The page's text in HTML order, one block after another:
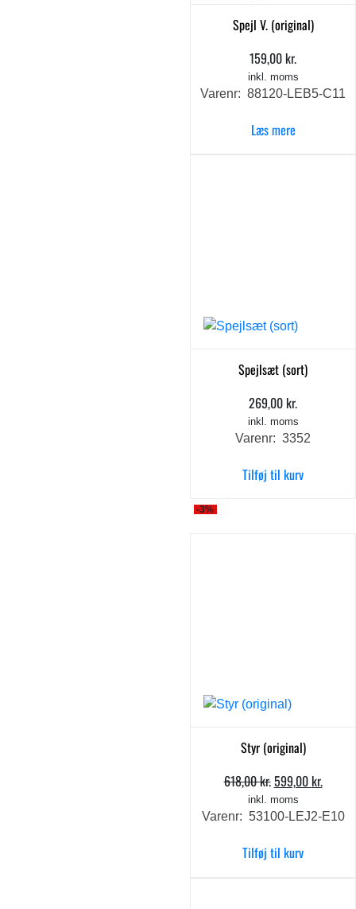
Spejl V. (original)
159,00kr.
inkl. moms
Varenr: 88120-LEB5-C11
Læs mere
Spejlsæt (sort)
269,00kr.
inkl. moms
Varenr: 3352
Tilføj til kurv
-3%
Styr (original)
618,00kr. Den
oprindelige
pris
618,00 kr..
599,00kr.
pris
inkl. moms
Varenr: 53100-LEJ2-E10
Tilføj til kurv